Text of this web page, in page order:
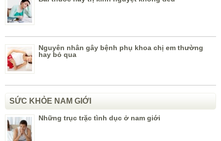
Nguyên nhân gây bệnh phụ khoa chị em thường
hay bỏ qua
SỨC KHỎE NAM GIỚI
Những trục trặc tình dục ở nam giới